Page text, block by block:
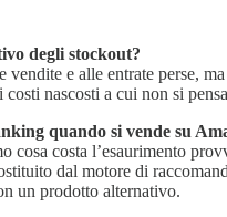
degli stockout?
vendite e alle entrate perse,
nascosti a cui non si
quando si vende su
cosa costa l’esaurimento
dal motore di
un prodotto alternativo.